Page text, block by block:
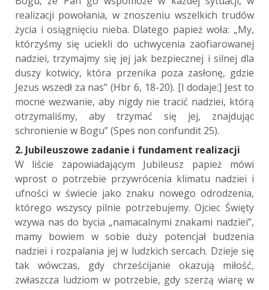
realizacji powołania, w znoszeniu wszelkich trudów
życia i osiągnięciu nieba. Dlatego papież woła: „My,
którzyśmy się uciekli do uchwycenia zaofiarowanej
nadziei, trzymajmy się jej jak bezpiecznej i silnej dla
duszy kotwicy, która przenika poza zasłonę, gdzie
Jezus wszedł za nas” (Hbr 6, 18-20). [I dodaje:] Jest to
mocne wezwanie, aby nigdy nie tracić nadziei, którą
otrzymaliśmy, aby trzymać się jej, znajdując
schronienie w Bogu” (Spes non confundit 25).
2. Jubileuszowe zadanie i fundament realizacji
W liście zapowiadającym Jubileusz papież mówi
wprost o potrzebie przywrócenia klimatu nadziei i
ufności w świecie jako znaku nowego odrodzenia,
którego wszyscy pilnie potrzebujemy. Ojciec Święty
wzywa nas do bycia „namacalnymi znakami nadziei”,
mamy bowiem w sobie duży potencjał budzenia
nadziei i rozpalania jej w ludzkich sercach. Dzieje się
tak wówczas, gdy chrześcijanie okazują miłość,
zwłaszcza ludziom w potrzebie, gdy szerzą wiarę w